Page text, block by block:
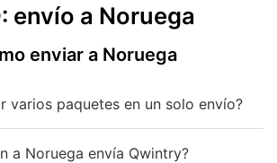
envío a Noruega
enviar a Noruega
varios paquetes en un solo envío?
a Noruega envía Qwintry?